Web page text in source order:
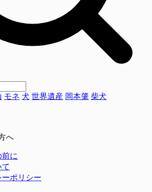
モネ 犬 世界遺産 岡本肇 柴犬
へ
に
ポリシー